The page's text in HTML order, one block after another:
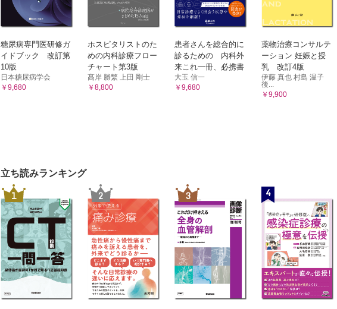
精神症状（病的体験）に伴う行動への対応
作業療法への参加の仕方の検討
Column 感情転移・逆転移
Lecture うつ病患者へ作業療法を遂行する際の注意
Lecture 統合失調症に対する薬物療法の理解
Lecture うつ病に対する薬物療法の理解
Column 医療観察制度とその概要
4 集団活動への参加の促進
集団活動の意義
集団活動に参加した患者への支援
集団活動への参加の仕方の評価
5 作業療法計画の変更
作業療法計画の変更にあたって
短期目標達成後の作業療法計画の変更
Column demand（要求）とneeds（必要性）の違い
糖尿病専門医研修ガ
イドブック 改訂第
10版
日本糖尿病学会
￥9,680
ホスピタリストのた
めの内科診療フロー
チャート第3版
髙岸 勝繁 上田 剛士
￥8,800
患者さんを総合的に
診るための 内科外
来これ一冊、必携書
大玉 信一
￥9,680
薬物治療コンサルテ
ーション 妊娠と授
乳 改訂4版
伊藤 真也 村島 温子
後...
￥9,900
立ち読みランキング
1 2 3 4